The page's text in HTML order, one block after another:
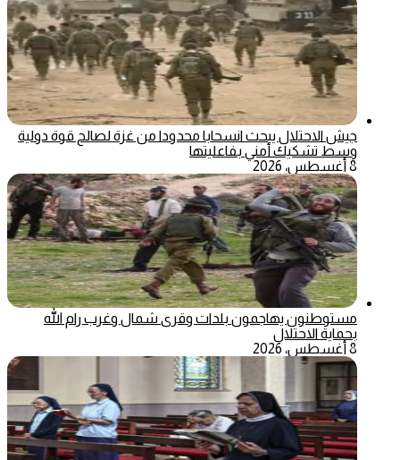
جيش الاحتلال يبحث انسحابا محدودا من غزة لصالح قوة دولية
وسط تشكيك أمني بفاعليتها
8 أغسطس، 2026
مستوطنون يهاجمون بلدات وقرى شمال وغرب رام الله
بحماية الاحتلال
8 أغسطس، 2026